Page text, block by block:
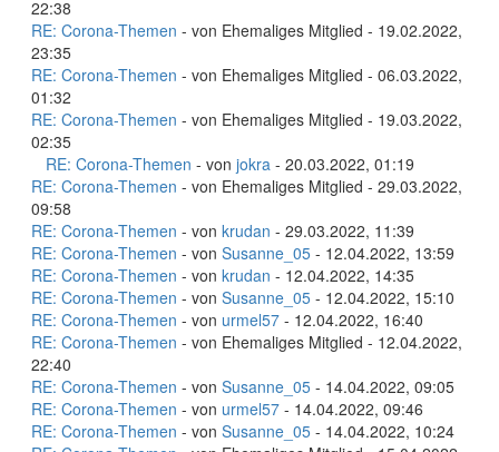
22:38
RE: Corona-Themen - von Ehemaliges Mitglied - 19.02.2022,
23:35
RE: Corona-Themen - von Ehemaliges Mitglied - 06.03.2022,
01:32
RE: Corona-Themen - von Ehemaliges Mitglied - 19.03.2022,
02:35
RE: Corona-Themen - von jokra - 20.03.2022, 01:19
RE: Corona-Themen - von Ehemaliges Mitglied - 29.03.2022,
09:58
RE: Corona-Themen - von krudan - 29.03.2022, 11:39
RE: Corona-Themen - von Susanne_05 - 12.04.2022, 13:59
RE: Corona-Themen - von krudan - 12.04.2022, 14:35
RE: Corona-Themen - von Susanne_05 - 12.04.2022, 15:10
RE: Corona-Themen - von urmel57 - 12.04.2022, 16:40
RE: Corona-Themen - von Ehemaliges Mitglied - 12.04.2022,
22:40
RE: Corona-Themen - von Susanne_05 - 14.04.2022, 09:05
RE: Corona-Themen - von urmel57 - 14.04.2022, 09:46
RE: Corona-Themen - von Susanne_05 - 14.04.2022, 10:24